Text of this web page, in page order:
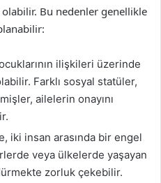
olabilir. Bu nedenler genellikle
ilişkileri üzerinde
Farklı sosyal statüler,
ailelerin onayını
iki insan arasında bir engel
veya ülkelerde yaşayan
zorluk çekebilir.